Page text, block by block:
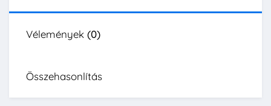
Vélemények (0)
Összehasonlítás